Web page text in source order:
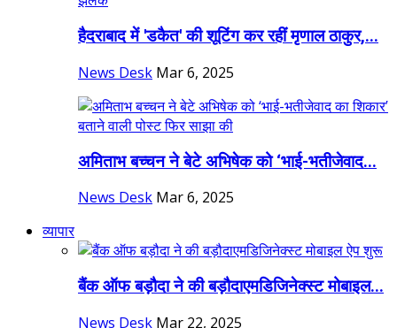
हैदराबाद में 'डकैत' की शूटिंग कर रहीं मृणाल ठाकुर,...
News Desk Mar 6, 2025
अमिताभ बच्चन ने बेटे अभिषेक को ‘भाई-भतीजेवाद...
News Desk Mar 6, 2025
व्यापार
बैंक ऑफ बड़ौदा ने की बड़ौदाएमडिजिनेक्स्ट मोबाइल...
News Desk Mar 22, 2025